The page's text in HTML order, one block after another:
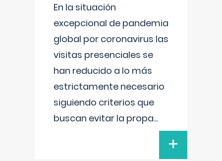
En la situación
excepcional de pandemia
global por coronavirus las
visitas presenciales se
han reducido a lo más
estrictamente necesario
siguiendo criterios que
buscan evitar la propa...
+